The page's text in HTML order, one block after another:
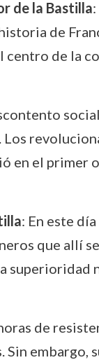
de la Bastilla
de
centro de la
en el primer
: En este
que allí
superioridad
de
Sin